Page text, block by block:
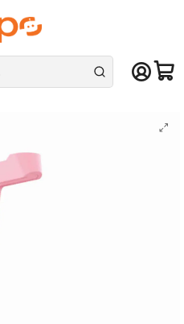
De lunes a sábado en el gran
Gamers Audífonos
AC 3001 - Sakura Edition